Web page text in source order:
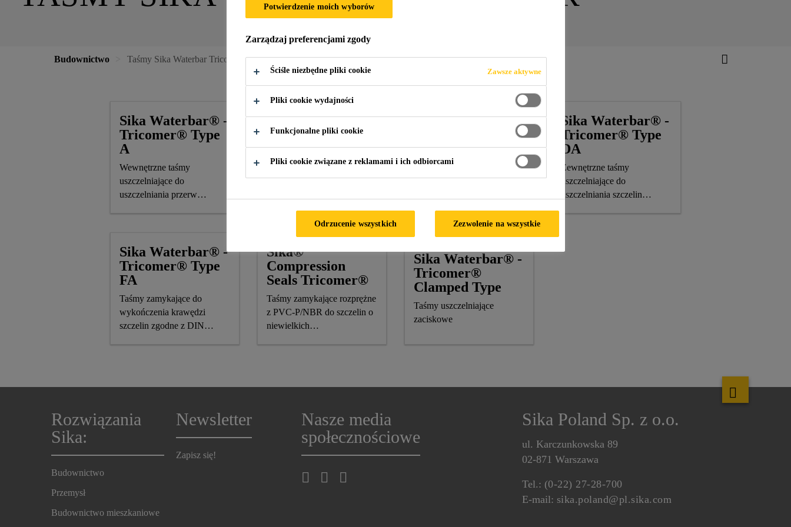
Budownictwo Taśmy Sika Waterbar Tricomer
Sika Waterbar® -
Tricomer® Type
A
Wewnętrzne taśmy
uszczelniające do
uszczelniania przerw
Sika Waterbar ®
- Tricomer® Type
AA
Zewnętrzne taśmy
uszczelniające do
Sika Waterbar® -
D
Wewnętrzne taśmy
uszczelniające do
18541-1/-2
Sika Waterbar® -
Tricomer® Type
DA
Zewnętrzne taśmy
uszczelniające do
uszczelniania szczelin
Sika Waterbar® -
Tricomer® Type
FA
Taśmy zamykające do
wykończenia krawędzi
szczelin zgodne z DIN
Sika®
Compression
Seals Tricomer®
Taśmy zamykające rozprężne
z PVC-P/NBR do szczelin o
niewielkich
Sika Waterbar® -
Tricomer®
Clamped Type
Taśmy uszczelniające
zaciskowe
Rozwiązania
Sika:
Budownictwo
Przemysł
Budownictwo mieszkaniowe
Newsletter
Zapisz się!
Nasze media
społecznościowe
Sika Poland Sp. z o.o.
ul. Karczunkowska 89
02-871 Warszawa
Tel.: (0-22) 27-28-700
E-mail: sika.poland@pl.sika.com
Potwierdzenie moich wyborów
Zarządzaj preferencjami zgody
Ściśle niezbędne pliki cookie Zawsze aktywne
Pliki cookie wydajności
Funkcjonalne pliki cookie
Pliki cookie związane z reklamami i ich odbiorcami
Odrzucenie wszystkich Zezwolenie na wszystkie